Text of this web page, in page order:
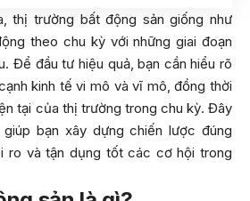
thị trường bất động sản giống như
theo chu kỳ với những giai đoạn
Để đầu tư hiệu quả, bạn cần hiểu rõ
kinh tế vi mô và vĩ mô, đồng thời
tại của thị trường trong chu kỳ. Đây
bạn xây dựng chiến lược đúng
ro và tận dụng tốt các cơ hội trong